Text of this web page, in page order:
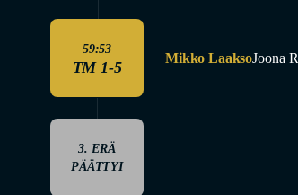
59:53
TM 1-5
Mikko LaaksoJoona
3. ERÄ
PÄÄTTYI